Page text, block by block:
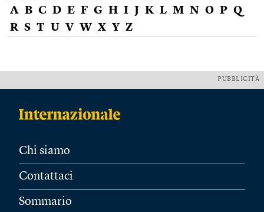
A B C D E F G H I J K L M N O P Q
R S T U V W X Y Z
PUBBLICITÀ
Chi siamo
Contattaci
Sommario